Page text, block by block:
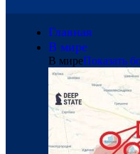
Главная
В мире
В миреПоказать